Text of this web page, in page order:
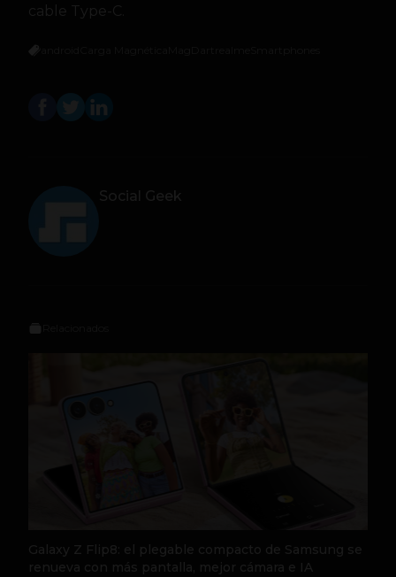
cable Type-C.
Social Geek
Galaxy Z Flip8: el plegable compacto de Samsung se
renueva con más pantalla, mejor cámara e IA